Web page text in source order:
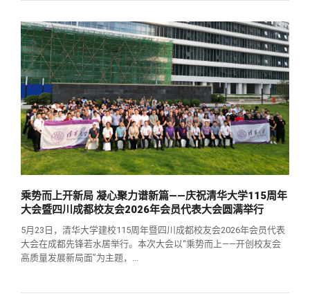
乘势而上开新局 凝心聚力谱新篇——庆祝清华大学115周年
大会暨四川成都校友会2026年会员代表大会圆满举行
5月23日，清华大学建校115周年暨四川成都校友会2026年会员代表
大会在成都先锋若水居举行。本次大会以“乘势而上——开创校友会
高质量发展新局面”为主题，...